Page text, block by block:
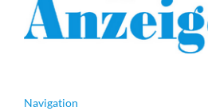
Navigation